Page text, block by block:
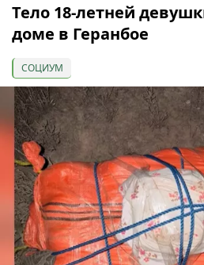
Тело 18-летней
доме в Геранбое
СОЦИУМ